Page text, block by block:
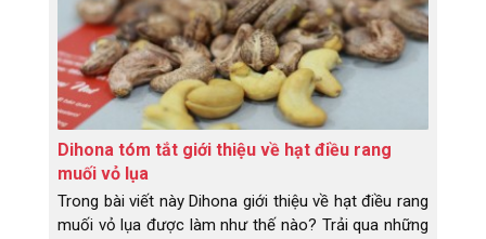
Dihona tóm tắt giới thiệu về hạt điều rang
muối vỏ lụa
Trong bài viết này Dihona giới thiệu về hạt điều rang
muối vỏ lụa được làm như thế nào? Trải qua những